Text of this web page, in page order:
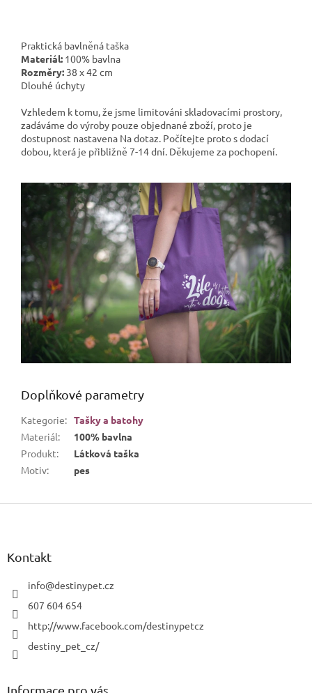
Praktická bavlněná taška
Materiál: 100% bavlna
Rozměry: 38 x 42 cm
Dlouhé úchyty
Vzhledem k tomu, že jsme limitováni skladovacími prostory,
zadáváme do výroby pouze objednané zboží, proto je
dostupnost nastavena Na dotaz. Počítejte proto s dodací
dobou, která je přibližně 7-14 dní. Děkujeme za pochopení.
Doplňkové parametry
Kategorie: Tašky a batohy
Materiál:
100% bavlna
Produkt:
Látková taška
Motiv: pes
Z
Kontakt
info@destinypet.cz
607 604 654
http://www.facebook.com/destinypetcz
destiny_pet_cz/
Informace pro vás